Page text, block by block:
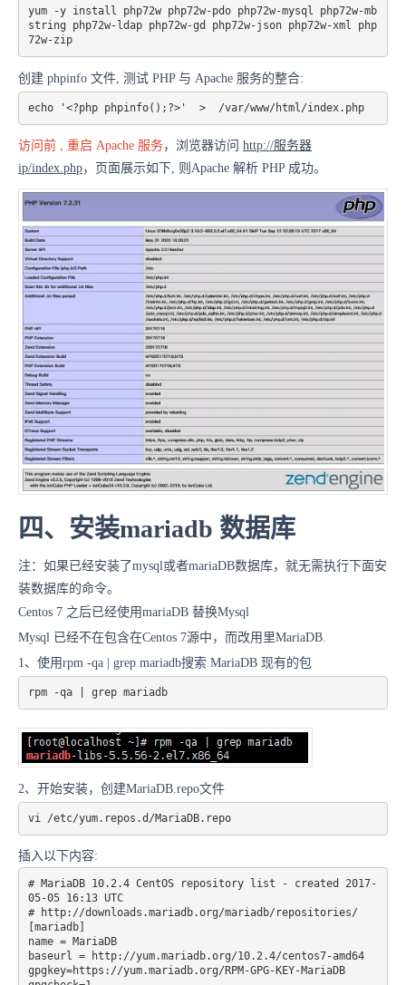
yum -y install php72w php72w-pdo php72w-mysql php72w-mb
string php72w-ldap php72w-gd php72w-json php72w-xml php
72w-zip
创建 phpinfo 文件, 测试 PHP 与 Apache 服务的整合:
echo '<?php phpinfo();?>'  >  /var/www/html/index.php
访问前 , 重启 Apache 服务，浏览器访问 http://服务器
ip/index.php，页面展示如下, 则Apache 解析 PHP 成功。
四、安装mariadb 数据库
注：如果已经安装了mysql或者mariaDB数据库，就无需执行下面安
装数据库的命令。
Centos 7 之后已经使用mariaDB 替换Mysql
Mysql 已经不在包含在Centos 7源中，而改用里MariaDB.
1、使用rpm -qa | grep mariadb搜索 MariaDB 现有的包
rpm -qa | grep mariadb
2、开始安装，创建MariaDB.repo文件
vi /etc/yum.repos.d/MariaDB.repo
插入以下内容:
# MariaDB 10.2.4 CentOS repository list - created 2017-
05-05 16:13 UTC
# http://downloads.mariadb.org/mariadb/repositories/
[mariadb]
name = MariaDB
baseurl = http://yum.mariadb.org/10.2.4/centos7-amd64
gpgkey=https://yum.mariadb.org/RPM-GPG-KEY-MariaDB